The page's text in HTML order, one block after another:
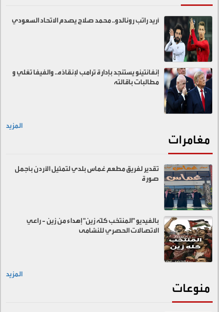
أريد راتب رونالدو.. محمد صلاح يصدم الاتحاد السعودي
إنفانتينو يستنجد بإدارة ترامب لإنقاذه.. والفيفا تغلي و
مطالبات باقالته
المزيد
مغامرات
تقدير لفريق مطعم غماس بلدي لتمثيل الأردن بأجمل
صورة
بالفيديو "المنتخب كلّه زين" إهداء من زين - راعي
الاتصالات الحصري للنشامى
المزيد
منوعات